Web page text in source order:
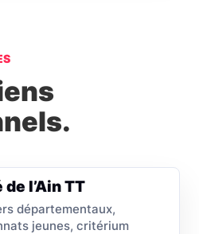
l’Ain TT
départementaux,
jeunes, critérium